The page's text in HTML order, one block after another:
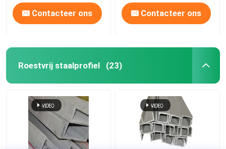
Contacteer ons Contacteer ons
Roestvrij staalprofiel (23)